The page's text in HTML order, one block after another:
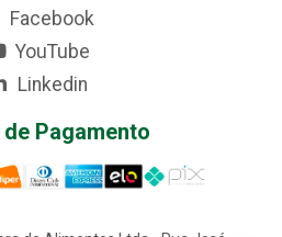
Facebook
YouTube
Linkedin
Pagamento